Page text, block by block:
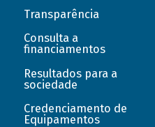
Transparência
Consulta a
financiamentos
Resultados para a
sociedade
Credenciamento de
Equipamentos